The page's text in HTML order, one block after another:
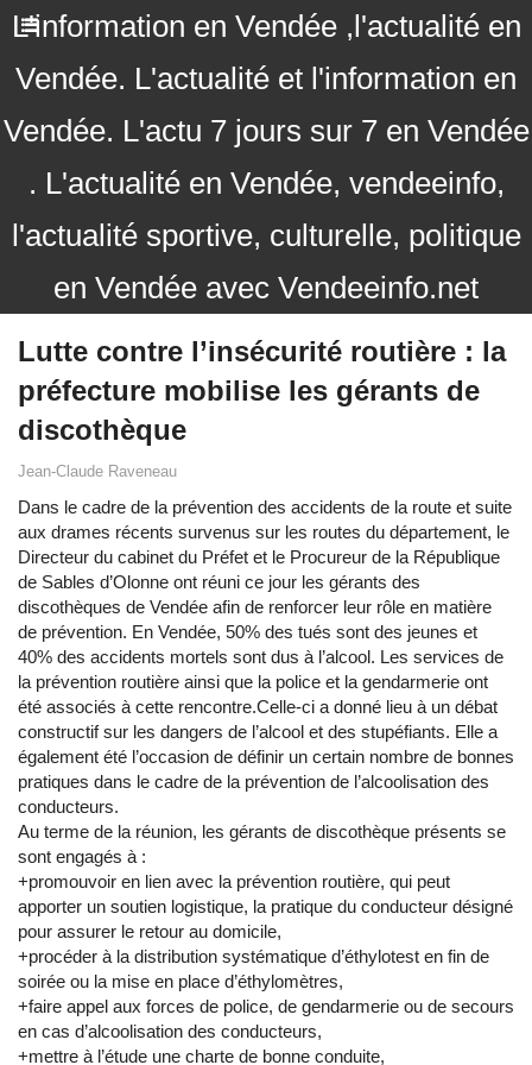
L'information en Vendée ,l'actualité en
Vendée. L'actualité et l'information en
Vendée. L'actu 7 jours sur 7 en Vendée
. L'actualité en Vendée, vendeeinfo,
l'actualité sportive, culturelle, politique
en Vendée avec Vendeeinfo.net
Lutte contre l’insécurité routière : la
préfecture mobilise les gérants de
discothèque
Jean-Claude Raveneau
Dans le cadre de la prévention des accidents de la route et suite
aux drames récents survenus sur les routes du département, le
Directeur du cabinet du Préfet et le Procureur de la République
de Sables d’Olonne ont réuni ce jour les gérants des
discothèques de Vendée afin de renforcer leur rôle en matière
de prévention. En Vendée, 50% des tués sont des jeunes et
40% des accidents mortels sont dus à l’alcool. Les services de
la prévention routière ainsi que la police et la gendarmerie ont
été associés à cette rencontre.Celle-ci a donné lieu à un débat
constructif sur les dangers de l’alcool et des stupéfiants. Elle a
également été l’occasion de définir un certain nombre de bonnes
pratiques dans le cadre de la prévention de l’alcoolisation des
conducteurs.
Au terme de la réunion, les gérants de discothèque présents se
sont engagés à :
+promouvoir en lien avec la prévention routière, qui peut
apporter un soutien logistique, la pratique du conducteur désigné
pour assurer le retour au domicile,
+procéder à la distribution systématique d’éthylotest en fin de
soirée ou la mise en place d’éthylomètres,
+faire appel aux forces de police, de gendarmerie ou de secours
en cas d’alcoolisation des conducteurs,
+mettre à l’étude une charte de bonne conduite,